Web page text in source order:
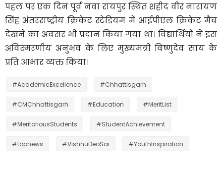
पहल पर एक दिन पूर्व नवा रायपुर स्थित शहीद वीर नारायण
सिंह अंतरराष्ट्रीय क्रिकेट स्टेडियम में आईपीएल क्रिकेट मैच
देखने का अवसर भी प्रदान किया गया था। विद्यार्थियों ने इस
अविस्मरणीय अनुभव के लिए मुख्यमंत्री विष्णुदेव साय के
प्रति आभार व्यक्त किया।
#AcademicExcellence #Chhattisgarh
#CMChhattisgarh #Education #MeritList
#MeritoriousStudents #StudentAchievement
#topnews #VishnuDeoSai #YouthInspiration